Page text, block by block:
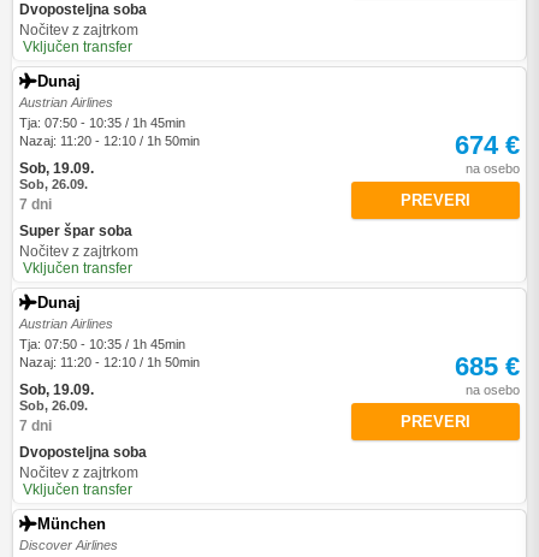
Dvoposteljna soba
Nočitev z zajtrkom
Vključen transfer
Dunaj
Austrian Airlines
Tja: 07:50 - 10:35 / 1h 45min
Nazaj: 11:20 - 12:10 / 1h 50min
Sob, 19.09.
Sob, 26.09.
7 dni
Super špar soba
Nočitev z zajtrkom
Vključen transfer
674 €
na osebo
PREVERI
Dunaj
Austrian Airlines
Tja: 07:50 - 10:35 / 1h 45min
Nazaj: 11:20 - 12:10 / 1h 50min
Sob, 19.09.
Sob, 26.09.
7 dni
Dvoposteljna soba
Nočitev z zajtrkom
Vključen transfer
685 €
na osebo
PREVERI
München
Discover Airlines